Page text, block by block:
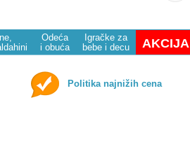
Odeća
i obuća
Igračke za
bebe i decu
AKCIJA
Politika najnižih cena